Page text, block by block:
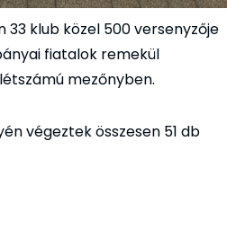
klub közel 500 versenyzője
fiatalok remekül
mezőnyben.
végeztek összesen 51 db